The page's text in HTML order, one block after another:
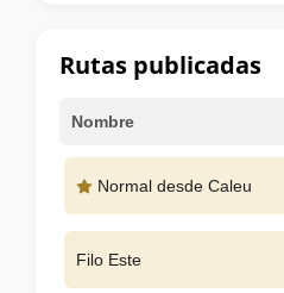
cumbre
Rutas publicadas
Nombre
Normal desde Caleu
Filo Este